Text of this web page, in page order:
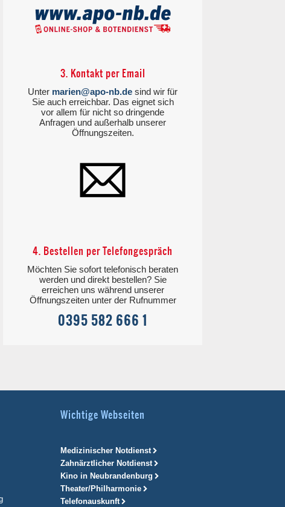
3. Kontakt per Email
Unter marien@apo-nb.de sind wir für
Sie auch erreichbar. Das eignet sich
vor allem für nicht so dringende
Anfragen und außerhalb unserer
Öffnungszeiten.
4. Bestellen per Telefongespräch
Möchten Sie sofort telefonisch beraten
werden und direkt bestellen? Sie
erreichen uns während unserer
Öffnungszeiten unter der Rufnummer
0395 582 666 1
Wichtige Webseiten
Medizinischer Notdienst
Zahnärztlicher Notdienst
Kino in Neubrandenburg
Theater/Philharmonie
Telefonauskunft